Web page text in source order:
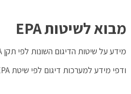
מבוא לשיטותEPA
מידע על שיטות הדיגום השונות לפי תקן EPA ניתן למצוא
ודפי מידע למערכות דיגום לפי שיטת EPA ניתן למצוא